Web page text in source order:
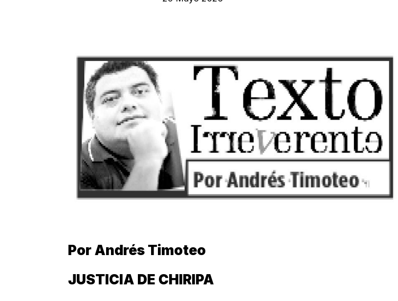
Por Andrés Timoteo
JUSTICIA DE CHIRIPA